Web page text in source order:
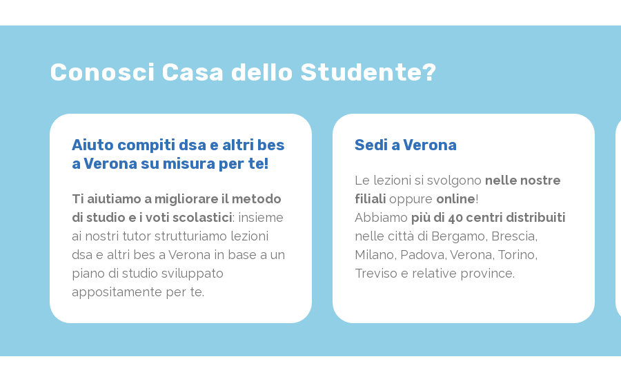
Conosci Casa dello Studente?
Aiuto compiti dsa e altri bes
a Verona su misura per te!
Ti aiutiamo a migliorare il metodo
di studio e i voti scolastici: insieme
ai nostri tutor strutturiamo lezioni
dsa e altri bes a Verona in base a un
piano di studio sviluppato
appositamente per te.
Sedi a Verona
Le lezioni si svolgono nelle nostre
filiali oppure online!
Abbiamo più di 40 centri distribuiti
nelle città di Bergamo, Brescia,
Milano, Padova, Verona, Torino,
Treviso e relative province.